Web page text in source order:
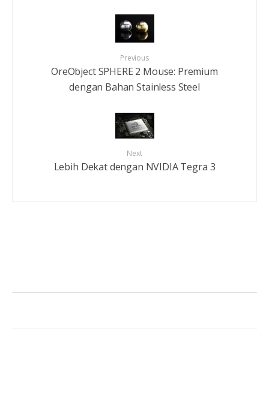
Previous
OreObject SPHERE 2 Mouse: Premium
dengan Bahan Stainless Steel
Next
Lebih Dekat dengan NVIDIA Tegra 3